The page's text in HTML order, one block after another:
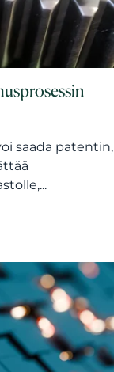
saada patentin,